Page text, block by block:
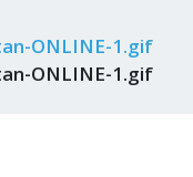
ONLINE-1.gif
ONLINE-1.gif